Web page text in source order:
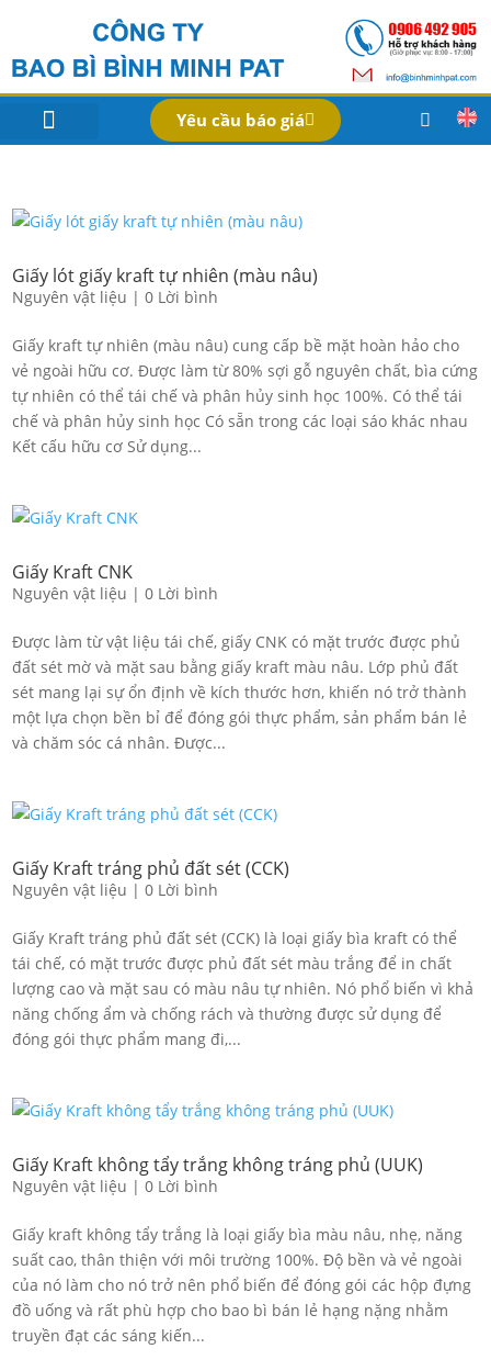
Yêu cầu báo giá
Giấy lót giấy kraft tự nhiên (màu nâu)
Nguyên vật liệu |0 Lời bình
Giấy kraft tự nhiên (màu nâu) cung cấp bề mặt hoàn hảo cho
vẻ ngoài hữu cơ. Được làm từ 80% sợi gỗ nguyên chất, bìa cứng
tự nhiên có thể tái chế và phân hủy sinh học 100%. Có thể tái
chế và phân hủy sinh học Có sẵn trong các loại sáo khác nhau
Kết cấu hữu cơ Sử dụng...
Giấy Kraft CNK
Nguyên vật liệu |0 Lời bình
Được làm từ vật liệu tái chế, giấy CNK có mặt trước được phủ
đất sét mờ và mặt sau bằng giấy kraft màu nâu. Lớp phủ đất
sét mang lại sự ổn định về kích thước hơn, khiến nó trở thành
một lựa chọn bền bỉ để đóng gói thực phẩm, sản phẩm bán lẻ
và chăm sóc cá nhân. Được...
Giấy Kraft tráng phủ đất sét (CCK)
Nguyên vật liệu |0 Lời bình
Giấy Kraft tráng phủ đất sét (CCK) là loại giấy bìa kraft có thể
tái chế, có mặt trước được phủ đất sét màu trắng để in chất
lượng cao và mặt sau có màu nâu tự nhiên. Nó phổ biến vì khả
năng chống ẩm và chống rách và thường được sử dụng để
đóng gói thực phẩm mang đi,...
Giấy Kraft không tẩy trắng không tráng phủ (UUK)
Nguyên vật liệu |0 Lời bình
Giấy kraft không tẩy trắng là loại giấy bìa màu nâu, nhẹ, năng
suất cao, thân thiện với môi trường 100%. Độ bền và vẻ ngoài
của nó làm cho nó trở nên phổ biến để đóng gói các hộp đựng
đồ uống và rất phù hợp cho bao bì bán lẻ hạng nặng nhằm
truyền đạt các sáng kiến...